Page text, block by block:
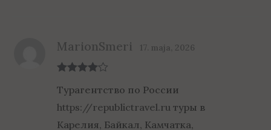
out of 5
MarionSmeri 17. maja, 2026
Турагентство по России
https://republictravel.ru туры в
Карелия, Байкал, Камчатка,